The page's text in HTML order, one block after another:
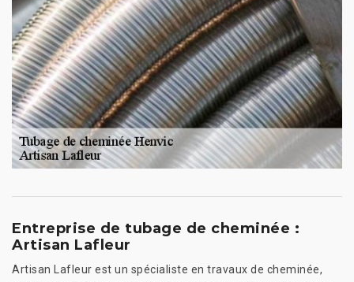
Entreprise de tubage de cheminée :
Artisan Lafleur
Artisan Lafleur est un spécialiste en travaux de cheminée,